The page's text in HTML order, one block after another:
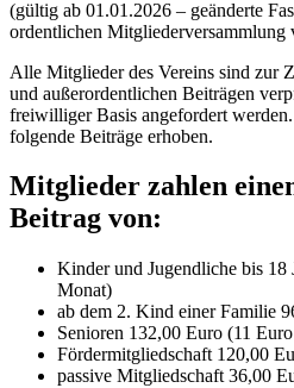
(gültig ab 01.01.2026 – geänderte
ordentlichen Mitgliederversammlung
Alle Mitglieder des Vereins sind zur
und außerordentlichen Beiträgen
freiwilliger Basis angefordert
folgende Beiträge erhoben.
Mitglieder zahlen
Beitrag von:
Kinder und Jugendliche bis 18
Monat)
ab dem 2. Kind einer Familie
Senioren 132,00 Euro (11
Fördermitgliedschaft 120,00
passive Mitgliedschaft 36,00